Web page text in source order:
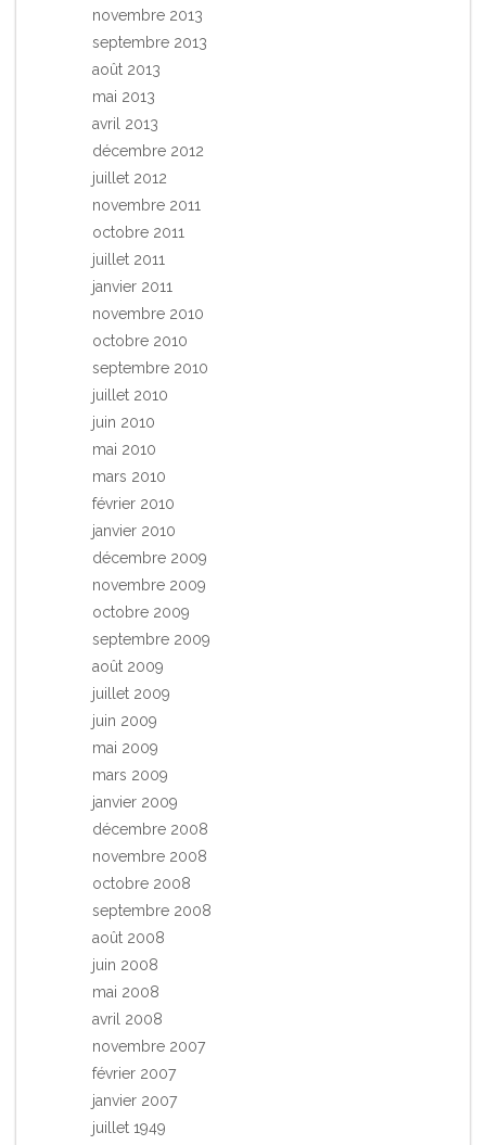
novembre 2013
septembre 2013
août 2013
mai 2013
avril 2013
décembre 2012
juillet 2012
novembre 2011
octobre 2011
juillet 2011
janvier 2011
novembre 2010
octobre 2010
septembre 2010
juillet 2010
juin 2010
mai 2010
mars 2010
février 2010
janvier 2010
décembre 2009
novembre 2009
octobre 2009
septembre 2009
août 2009
juillet 2009
juin 2009
mai 2009
mars 2009
janvier 2009
décembre 2008
novembre 2008
octobre 2008
septembre 2008
août 2008
juin 2008
mai 2008
avril 2008
novembre 2007
février 2007
janvier 2007
juillet 1949